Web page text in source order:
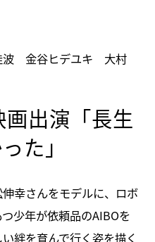
波 金谷ヒデユキ 大村
出演「長生
た」
幸さんをモデルに、ロボ
少年が依頼品のAIBOを
絆を育んで行く姿を描く